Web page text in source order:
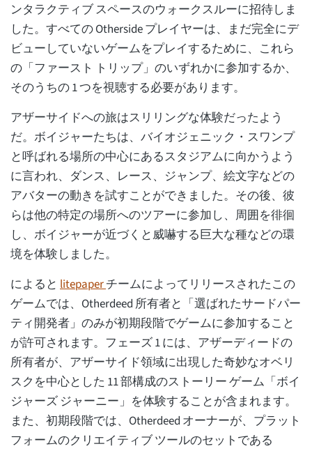
ンタラクティブ スペースのウォークスルーに招待しま
した。すべての Otherside プレイヤーは、まだ完全にデ
ビューしていないゲームをプレイするために、これら
の「ファースト トリップ」のいずれかに参加するか、
そのうちの 1 つを視聴する必要があります。
アザーサイドへの旅はスリリングな体験だったよう
だ。ボイジャーたちは、バイオジェニック・スワンプ
と呼ばれる場所の中心にあるスタジアムに向かうよう
に言われ、ダンス、レース、ジャンプ、絵文字などの
アバターの動きを試すことができました。その後、彼
らは他の特定の場所へのツアーに参加し、周囲を徘徊
し、ボイジャーが近づくと威嚇する巨大な種などの環
境を体験しました。
によると litepaperチームによってリリースされたこの
ゲームでは、Otherdeed 所有者と「選ばれたサードパー
ティ開発者」のみが初期段階でゲームに参加すること
が許可されます。フェーズ 1 には、アザーディードの
所有者が、アザーサイド領域に出現した奇妙なオベリ
スクを中心とした 11 部構成のストーリー ゲーム「ボイ
ジャーズ ジャーニー」を体験することが含まれます。
また、初期段階では、Otherdeed オーナーが、プラット
フォームのクリエイティブ ツールのセットである